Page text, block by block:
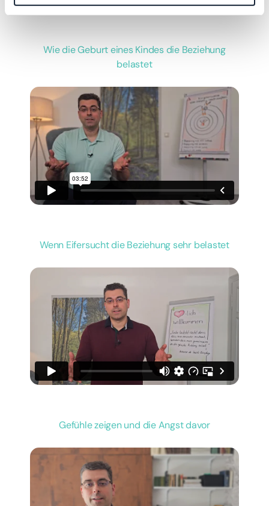
Wie die Geburt eines Kindes die Beziehung
belastet
Wenn Eifersucht die Beziehung sehr belastet
Gefühle zeigen und die Angst davor